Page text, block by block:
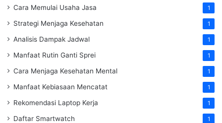
Cara Memulai Usaha Jasa 1
Strategi Menjaga Kesehatan 1
Analisis Dampak Jadwal 1
Manfaat Rutin Ganti Sprei 1
Cara Menjaga Kesehatan Mental 1
Manfaat Kebiasaan Mencatat 1
Rekomendasi Laptop Kerja 1
Daftar Smartwatch 1